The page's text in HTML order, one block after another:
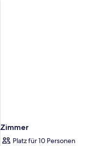
Zimmer
Platz für 10 Personen